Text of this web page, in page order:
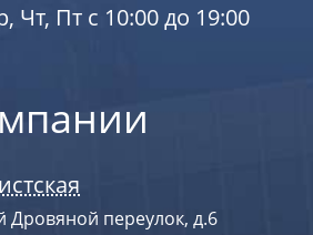
Дровяной переулок, д.6
Чт, Пт с 10:00 до 19:00